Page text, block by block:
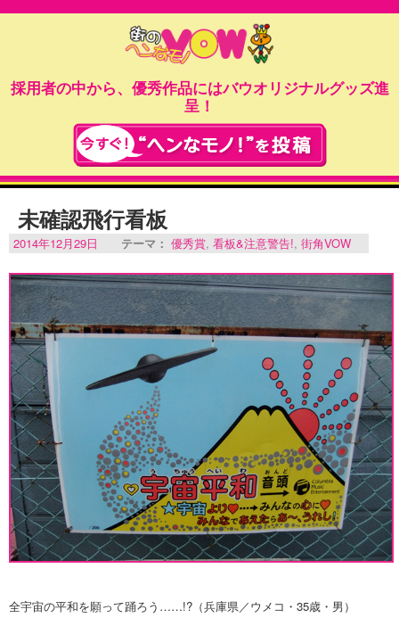
採用者の中から、優秀作品にはバウオリジナルグッズ進
呈！
未確認飛行看板
2014年12月29日 テーマ： 優秀賞, 看板&注意警告!, 街角VOW
全宇宙の平和を願って踊ろう……!?（兵庫県／ウメコ・35歳・男）